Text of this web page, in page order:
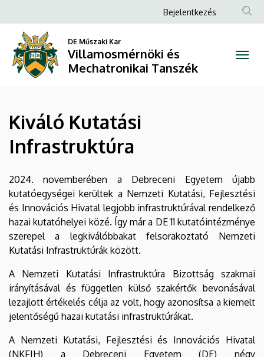
Kutatási
Infrastruktúra
Villamosmérnöki
és
Mechatronikai
Tanszék
a
tartalomra
Anonim
fiók
menüje
Bejelentkezés
DE Műszaki Kar
Villamosmérnöki és
Mechatronikai Tanszék
Kiváló Kutatási
Infrastruktúra
2024. novemberében a Debreceni Egyetem újabb
kutatóegységei kerültek a Nemzeti Kutatási, Fejlesztési
és Innovációs Hivatal legjobb infrastruktúrával rendelkező
hazai kutatóhelyei közé. Így már a DE 11 kutatóintézménye
szerepel a legkiválóbbakat felsorakoztató Nemzeti
Kutatási Infrastruktúrák között.
A Nemzeti Kutatási Infrastruktúra Bizottság szakmai
irányításával és független külső szakértők bevonásával
lezajlott értékelés célja az volt, hogy azonosítsa a kiemelt
jelentőségű hazai kutatási infrastruktúrákat.
A Nemzeti Kutatási, Fejlesztési és Innovációs Hivatal
(NKFIH) a Debreceni Egyetem (DE) négy